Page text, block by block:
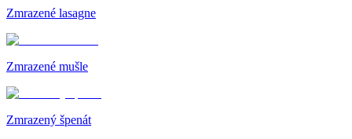
Zmrazené lasagne
Zmrazené mušle
Zmrazený špenát